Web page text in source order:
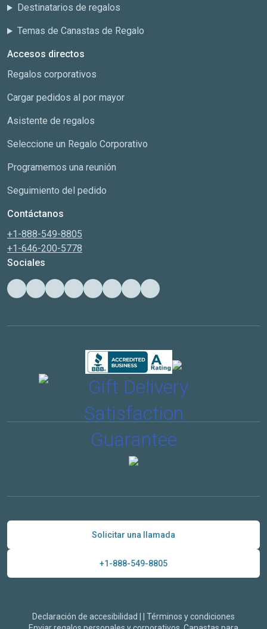
Destinatarios de regalos
Temas de Canastas de Regalo
Accesos directos
Regalos corporativos
Cargar pedidos al por mayor
Asistente de regalos
Seleccione un Regalo Corporativo
Programemos una reunión
Seguimiento del pedido
Contáctanos
+1-888-549-8805
+1-646-200-5778
Sociales
Solicitar una llamada
+1-888-549-8805
Declaración de accesibilidad
Términos y condiciones